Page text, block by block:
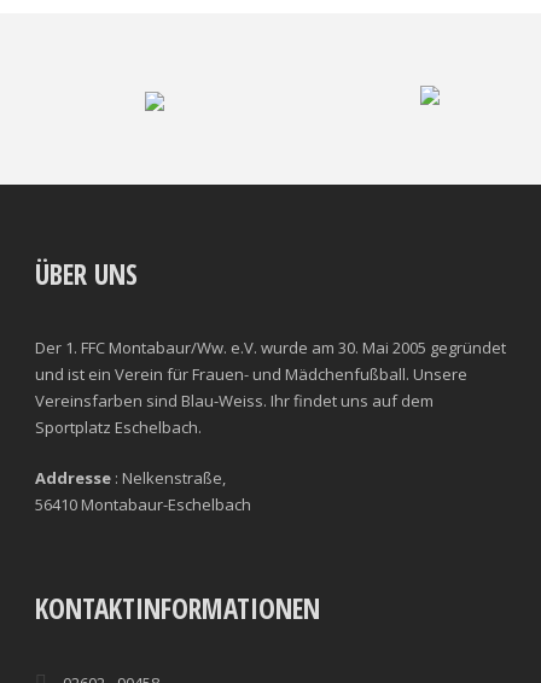
ÜBER UNS
Der 1. FFC Montabaur/Ww. e.V. wurde am 30. Mai 2005 gegründet
und ist ein Verein für Frauen- und Mädchenfußball. Unsere
Vereinsfarben sind Blau-Weiss. Ihr findet uns auf dem
Sportplatz Eschelbach.
Addresse : Nelkenstraße,
56410 Montabaur-Eschelbach
KONTAKTINFORMATIONEN